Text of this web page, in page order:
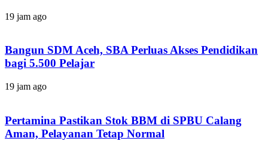
19 jam ago
Bangun SDM Aceh, SBA Perluas Akses Pendidikan
bagi 5.500 Pelajar
19 jam ago
Pertamina Pastikan Stok BBM di SPBU Calang
Aman, Pelayanan Tetap Normal